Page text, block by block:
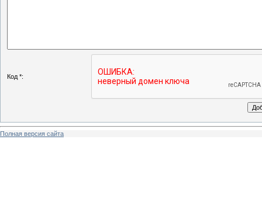
Код *:
Полная версия сайта